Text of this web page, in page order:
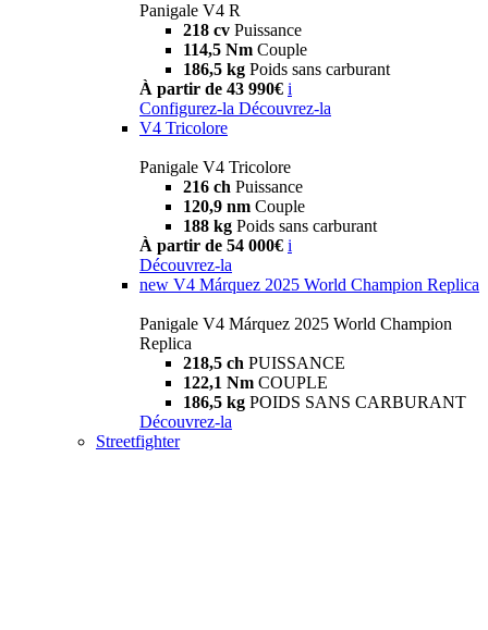
Panigale V4 R
218 cv Puissance
114,5 Nm Couple
186,5 kg Poids sans carburant
À partir de 43 990€ i
Configurez-la Découvrez-la
V4 Tricolore
Panigale V4 Tricolore
216 ch Puissance
120,9 nm Couple
188 kg Poids sans carburant
À partir de 54 000€ i
Découvrez-la
new V4 Márquez 2025 World Champion Replica
Panigale V4 Márquez 2025 World Champion
Replica
218,5 ch PUISSANCE
122,1 Nm COUPLE
186,5 kg POIDS SANS CARBURANT
Découvrez-la
Streetfighter